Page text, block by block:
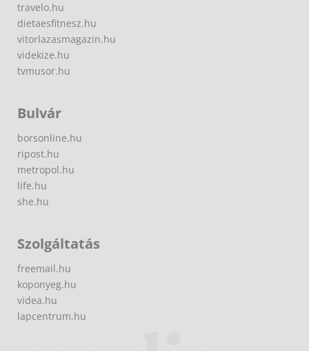
travelo.hu
dietaesfitnesz.hu
vitorlazasmagazin.hu
videkize.hu
tvmusor.hu
Bulvár
borsonline.hu
ripost.hu
metropol.hu
life.hu
she.hu
Szolgáltatás
freemail.hu
koponyeg.hu
videa.hu
lapcentrum.hu